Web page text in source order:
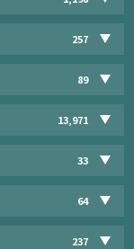
257
89
13,971
33
64
237